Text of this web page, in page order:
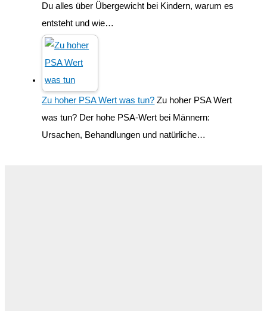
Du alles über Übergewicht bei Kindern, warum es
entsteht und wie…
Zu hoher PSA Wert was tun? Zu hoher PSA Wert
was tun? Der hohe PSA-Wert bei Männern:
Ursachen, Behandlungen und natürliche…